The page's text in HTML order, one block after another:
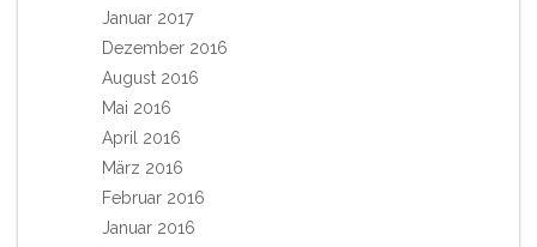
Januar 2017
Dezember 2016
August 2016
Mai 2016
April 2016
März 2016
Februar 2016
Januar 2016